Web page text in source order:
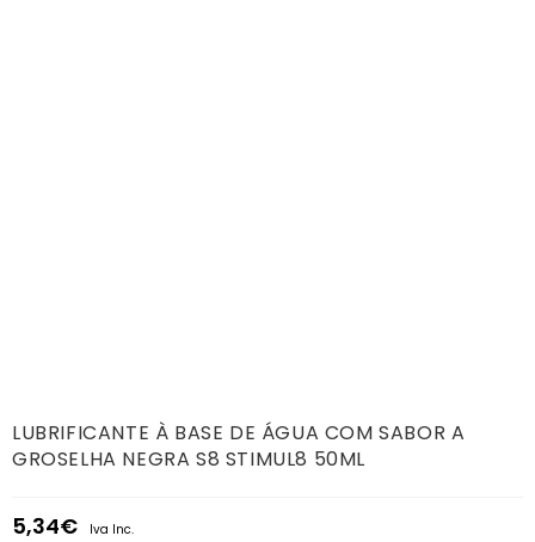
LUBRIFICANTE À BASE DE ÁGUA COM SABOR A
GROSELHA NEGRA S8 STIMUL8 50ML
5,34€ Iva Inc.